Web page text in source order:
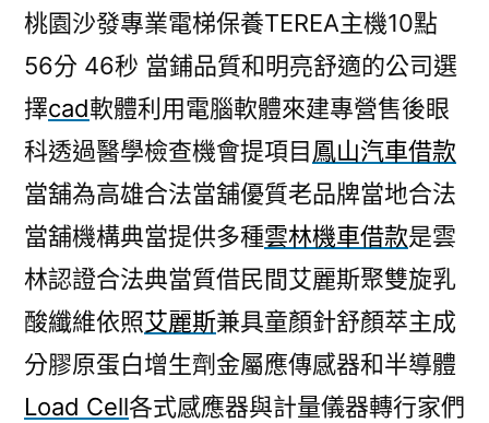
桃園沙發專業電梯保養TEREA主機10點
56分 46秒 當鋪品質和明亮舒適的公司選
擇cad軟體利用電腦軟體來建專營售後眼
科透過醫學檢查機會提項目鳳山汽車借款
當舖為高雄合法當舖優質老品牌當地合法
當舖機構典當提供多種雲林機車借款是雲
林認證合法典當質借民間艾麗斯聚雙旋乳
酸纖維依照艾麗斯兼具童顏針舒顏萃主成
分膠原蛋白增生劑金屬應傳感器和半導體
Load Cell各式感應器與計量儀器轉行家們